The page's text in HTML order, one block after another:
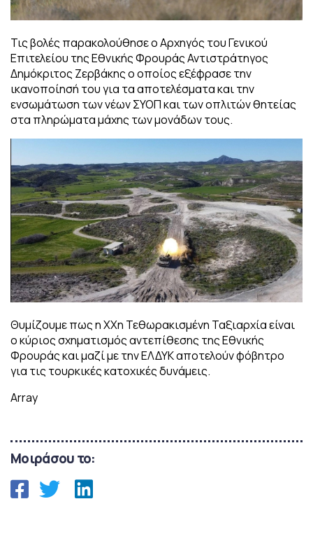
Τις βολές παρακολούθησε ο Αρχηγός του Γενικού
Επιτελείου της Εθνικής Φρουράς Αντιστράτηγος
Δημόκριτος Ζερβάκης ο οποίος εξέφρασε την
ικανοποίησή του για τα αποτελέσματα και την
ενσωμάτωση των νέων ΣΥΟΠ και των οπλιτών θητείας
στα πληρώματα μάχης των μονάδων τους.
Θυμίζουμε πως η ΧΧη Τεθωρακισμένη Ταξιαρχία είναι
ο κύριος σχηματισμός αντεπίθεσης της Εθνικής
Φρουράς και μαζί με την ΕΛΔΥΚ αποτελούν φόβητρο
για τις τουρκικές κατοχικές δυνάμεις.
Array
Μοιράσου το: